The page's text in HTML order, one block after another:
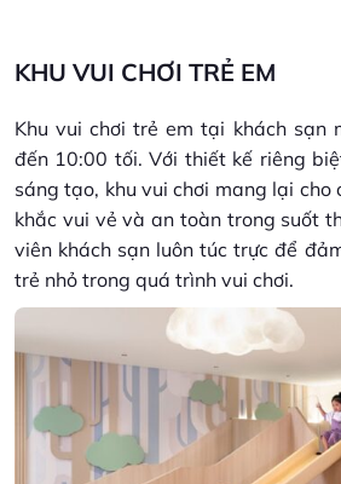
KHU VUI CHƠI TRẺ EM
Khu vui chơi trẻ em tại khách sạn
đến 10:00 tối. Với thiết kế riêng
sáng tạo, khu vui chơi mang lại cho
khắc vui vẻ và an toàn trong suốt
viên khách sạn luôn túc trực để
trẻ nhỏ trong quá trình vui chơi.